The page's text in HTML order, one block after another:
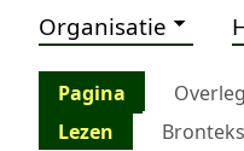
Organisatie
Pagina Overleg
Lezen